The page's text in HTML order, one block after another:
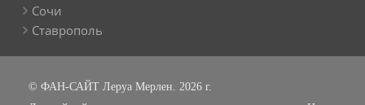
Сочи
Ставрополь
© ФАН-САЙТ Леруа Мерлен. 2026 г.